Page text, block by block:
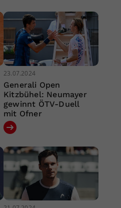
23.07.2024
Generali Open
Kitzbühel: Neumayer
gewinnt ÖTV-Duell
mit Ofner